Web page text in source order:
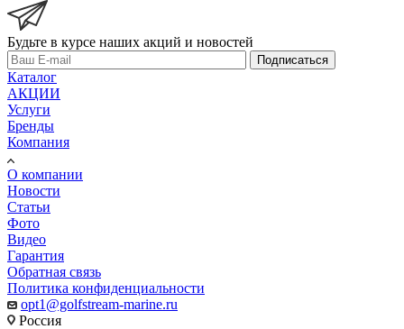
Будьте в курсе наших акций и новостей
Подписаться
Каталог
АКЦИИ
Услуги
Бренды
Компания
О компании
Новости
Статьи
Фото
Видео
Гарантия
Обратная связь
Политика конфиденциальности
opt1@golfstream-marine.ru
Россия